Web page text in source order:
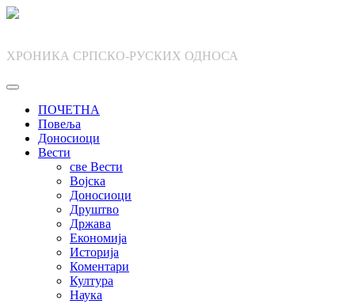
Skip
ХРОНИКА СРПСКО-РУСКИХ ОДНОСА
ПОЧЕТНА
Повеља
Доносиоци
Вести
све Вести
Војска
Доносиоци
Друштво
Држава
Економија
Историја
Коментари
Култура
Наука